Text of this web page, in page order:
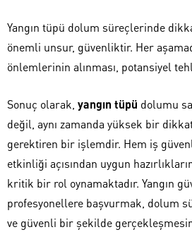
Yangın tüpü dolum süreçlerinde
önemli unsur, güvenliktir. Her
önlemlerinin alınması, potansiyel
Sonuç olarak, yangın tüpü dolumu
değil, aynı zamanda yüksek bir
gerektiren bir işlemdir. Hem iş
etkinliği açısından uygun
kritik bir rol oynamaktadır. Yangın
profesyonellere başvurmak, dolum
ve güvenli bir şekilde